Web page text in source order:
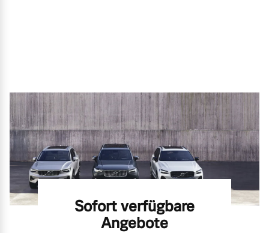
Sofort verfügbare
Angebote